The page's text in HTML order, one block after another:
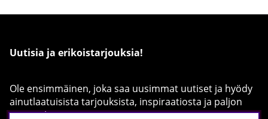
Uutisia ja erikoistarjouksia!
Ole ensimmäinen, joka saa uusimmat uutiset ja hyödy
ainutlaatuisista tarjouksista, inspiraatiosta ja paljon
muusta!